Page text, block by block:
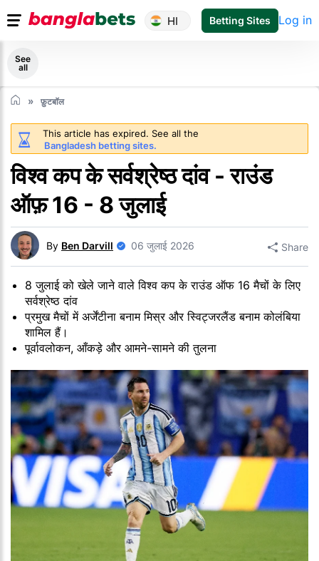
HI Betting Sites Log in
See
all
फ़ुटबॉल
This article has expired. See all the
Bangladesh betting sites.
विश्व कप के सर्वश्रेष्ठ दांव - राउंड
ऑफ़ 16 - 8 जुलाई
By Ben Darvill 06 जुलाई 2026 Share
8 जुलाई को खेले जाने वाले विश्व कप के राउंड ऑफ 16 मैचों के लिए
सर्वश्रेष्ठ दांव
प्रमुख मैचों में अर्जेंटीना बनाम मिस्र और स्विट्जरलैंड बनाम कोलंबिया
शामिल हैं।
पूर्वावलोकन, आँकड़े और आमने-सामने की तुलना